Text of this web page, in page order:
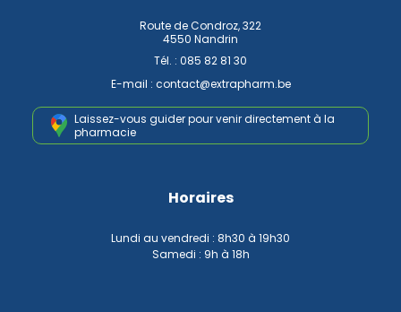
Route de Condroz, 322
4550 Nandrin
Tél. : 085 82 81 30
E-mail : contact@extrapharm.be
Laissez-vous guider pour venirdirectement à la
pharmacie
Horaires
Lundi au vendredi : 8h30 à 19h30
Samedi : 9h à 18h